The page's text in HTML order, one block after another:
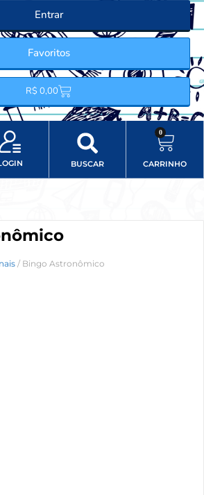
Entrar
Favoritos
R$ 0,00
BUSCAR
0
CARRINHO
/ Bingo Astronômico